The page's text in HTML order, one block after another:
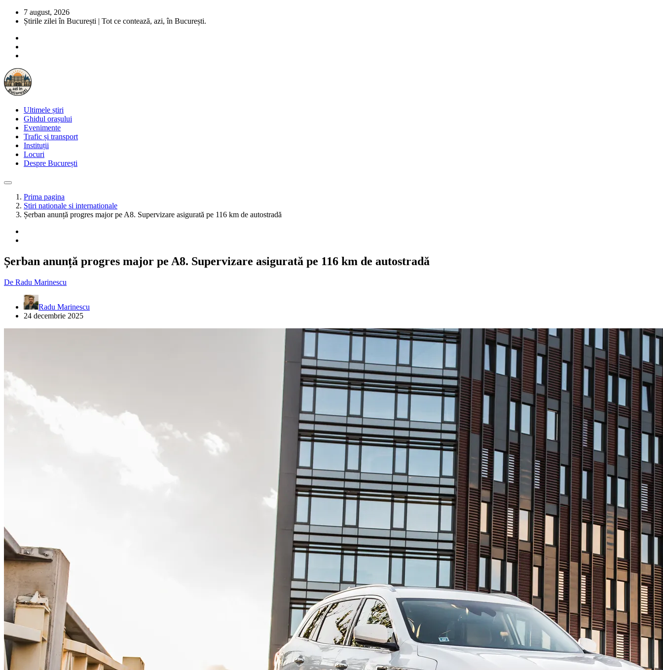
7 august, 2026
Știrile zilei în București | Tot ce contează, azi, în București.
Ultimele știri
Ghidul orașului
Evenimente
Trafic și transport
Instituții
Locuri
Despre București
Prima pagina
Stiri nationale si internationale
Șerban anunță progres major pe A8. Supervizare asigurată pe 116 km de autostradă
Șerban anunță progres major pe A8. Supervizare asigurată pe 116 km de autostradă
De Radu Marinescu
Radu Marinescu
24 decembrie 2025